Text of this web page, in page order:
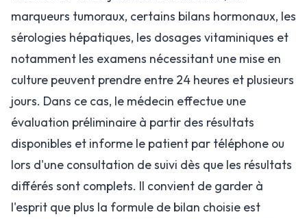
marqueurs tumoraux, certains bilans hormonaux, les
sérologies hépatiques, les dosages vitaminiques et
notamment les examens nécessitant une mise en
culture peuvent prendre entre 24 heures et plusieurs
jours. Dans ce cas, le médecin effectue une
évaluation préliminaire à partir des résultats
disponibles et informe le patient par téléphone ou
lors d'une consultation de suivi dès que les résultats
différés sont complets. Il convient de garder à
l'esprit que plus la formule de bilan choisie est